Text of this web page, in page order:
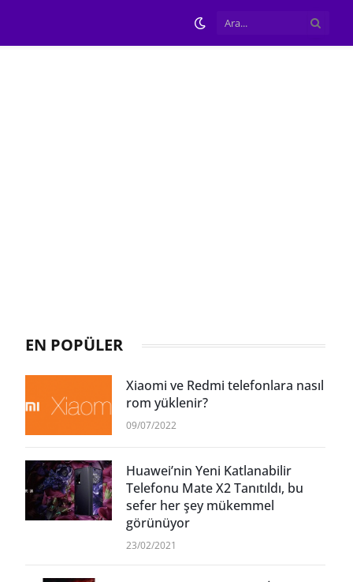
EN POPÜLER
Xiaomi ve Redmi telefonlara nasıl
rom yüklenir?
09/07/2022
Huawei’nin Yeni Katlanabilir
Telefonu Mate X2 Tanıtıldı, bu
sefer her şey mükemmel
görünüyor
23/02/2021